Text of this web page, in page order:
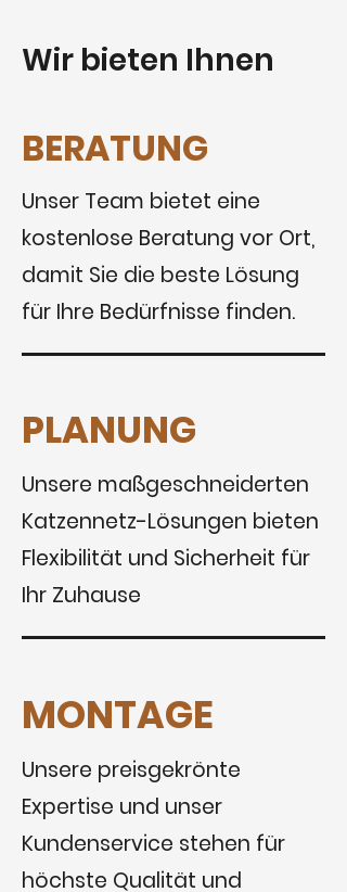
Wir bieten Ihnen
BERATUNG
Unser Team bietet eine
kostenlose Beratung vor Ort,
damit Sie die beste Lösung
für Ihre Bedürfnisse finden.
PLANUNG
Unsere maßgeschneiderten
Katzennetz-Lösungen bieten
Flexibilität und Sicherheit für
Ihr Zuhause
MONTAGE
Unsere preisgekrönte
Expertise und unser
Kundenservice stehen für
höchste Qualität und